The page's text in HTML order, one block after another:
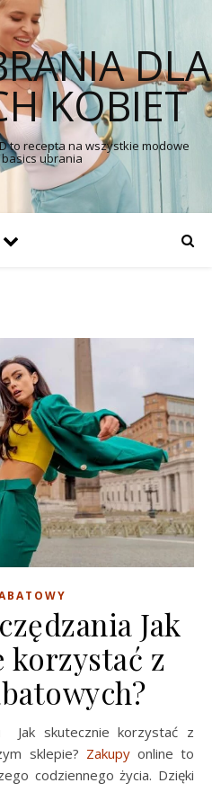
DLA
KOBIET
to recepta na wszystkie modowe
ubrania
Jak
korzystać z
sklepie? Zakupyonline to
codziennego życia. Dzięki